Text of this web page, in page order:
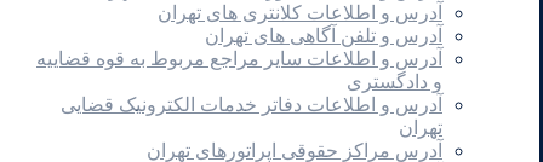
آدرس و اطلاعات کلانتری های تهران
آدرس و تلفن آگاهی های تهران
آدرس و اطلاعات سایر مراجع مربوط به قوه قضاییه
و دادگستری
آدرس و اطلاعات دفاتر خدمات الکترونیک قضایی
تهران
آدرس مراکز حقوقی اپراتورهای تهران